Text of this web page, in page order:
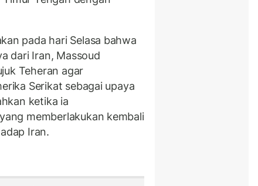
pada hari Selasa bahwa
dari Iran, Massoud
Teheran agar
Serikat sebagai upaya
ketika ia
memberlakukan kembali
Iran.